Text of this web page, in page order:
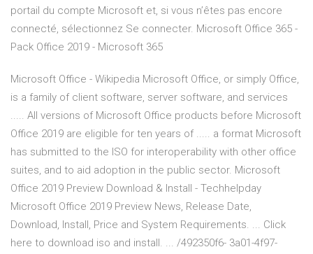
portail du compte Microsoft et, si vous n’êtes pas encore
connecté, sélectionnez Se connecter. Microsoft Office 365 -
Pack Office 2019 - Microsoft 365
Microsoft Office - Wikipedia Microsoft Office, or simply Office,
is a family of client software, server software, and services
..... All versions of Microsoft Office products before Microsoft
Office 2019 are eligible for ten years of ..... a format Microsoft
has submitted to the ISO for interoperability with other office
suites, and to aid adoption in the public sector. Microsoft
Office 2019 Preview Download & Install - Techhelpday
Microsoft Office 2019 Preview News, Release Date,
Download, Install, Price and System Requirements. ... Click
here to download iso and install. ... /492350f6- 3a01-4f97-